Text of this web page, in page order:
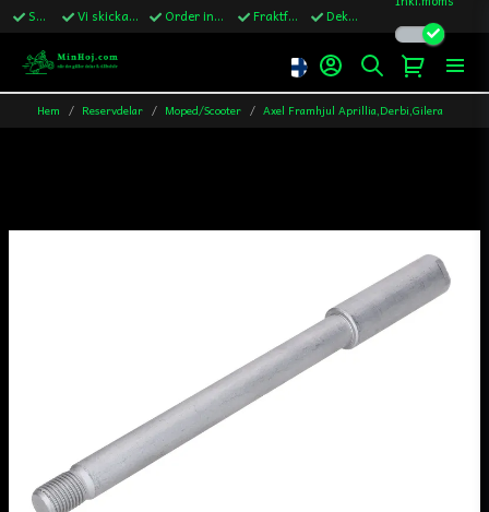
Snabba leveranser Vi skickar till Sverige,Danmark & Finland Order innan kl.13 skickas samma vardag Fraktfritt över 1200kr till Sverige Dekaler ingår i alla ordrar
Hem Reservdelar Moped/Scooter Axel Framhjul Aprillia,Derbi,Gilera